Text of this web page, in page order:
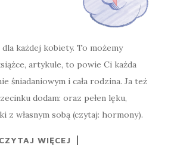
dla każdej kobiety. To możemy
artykule, to powie Ci każda
śniadaniowym i cała rodzina. Ja też
dodam: oraz pełen lęku,
z własnym sobą (czytaj: hormony).
CZYTAJ WIĘCEJ